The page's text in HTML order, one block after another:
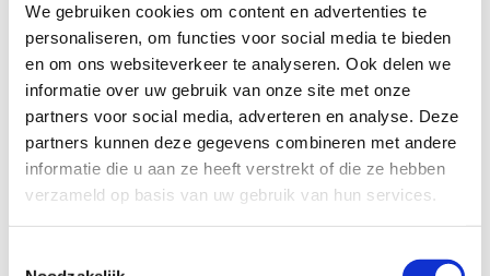
We gebruiken cookies om content en advertenties te
personaliseren, om functies voor social media te bieden
en om ons websiteverkeer te analyseren. Ook delen we
informatie over uw gebruik van onze site met onze
partners voor social media, adverteren en analyse. Deze
partners kunnen deze gegevens combineren met andere
informatie die u aan ze heeft verstrekt of die ze hebben
verzameld op basis van uw gebruik van hun services.